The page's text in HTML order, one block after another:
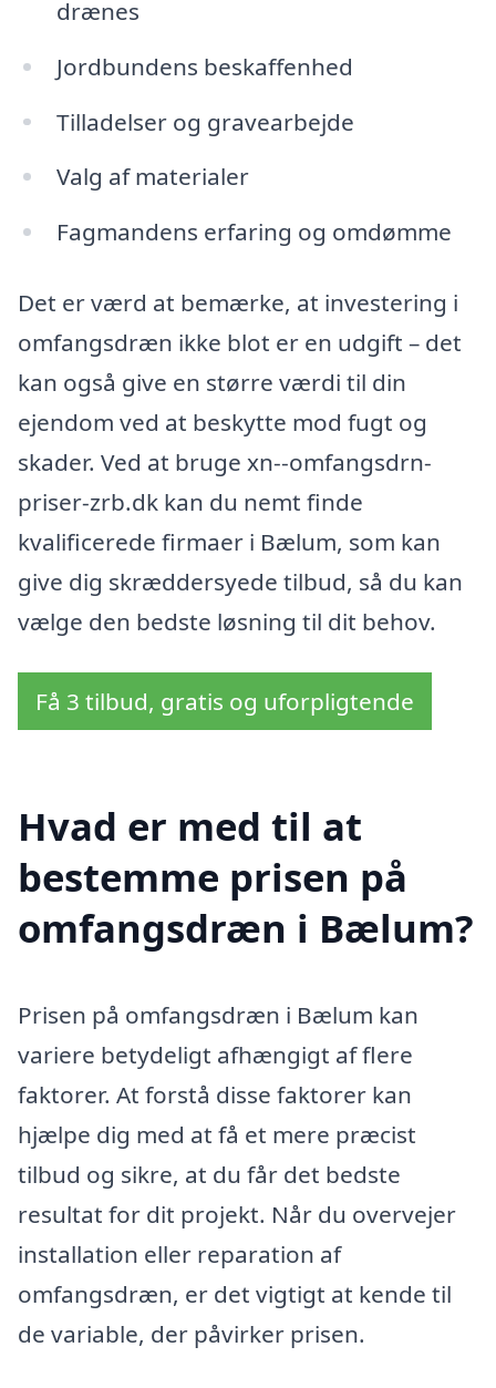
drænes
Jordbundens beskaffenhed
Tilladelser og gravearbejde
Valg af materialer
Fagmandens erfaring og omdømme
Det er værd at bemærke, at investering i
omfangsdræn ikke blot er en udgift – det
kan også give en større værdi til din
ejendom ved at beskytte mod fugt og
skader. Ved at bruge xn--omfangsdrn-
priser-zrb.dk kan du nemt finde
kvalificerede firmaer i Bælum, som kan
give dig skræddersyede tilbud, så du kan
vælge den bedste løsning til dit behov.
Få 3 tilbud, gratis og uforpligtende
Hvad er med til at
bestemme prisen på
omfangsdræn i Bælum?
Prisen på omfangsdræn i Bælum kan
variere betydeligt afhængigt af flere
faktorer. At forstå disse faktorer kan
hjælpe dig med at få et mere præcist
tilbud og sikre, at du får det bedste
resultat for dit projekt. Når du overvejer
installation eller reparation af
omfangsdræn, er det vigtigt at kende til
de variable, der påvirker prisen.